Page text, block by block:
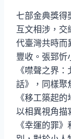
七部金典獎得
互文相涉，交
代臺灣共時而
豐收。張郅忻
《噤聲之界
話》，同樣聚
《移工築起
以相異視角描
《幸運的罪